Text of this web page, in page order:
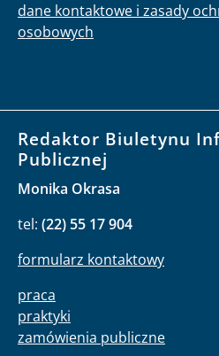
dane kontaktowe i zasady
osobowych
Redaktor Biuletynu
Publicznej
Monika Okrasa
tel: (22) 55 17 904
formularz kontaktowy
praca
praktyki
zamówienia publiczne